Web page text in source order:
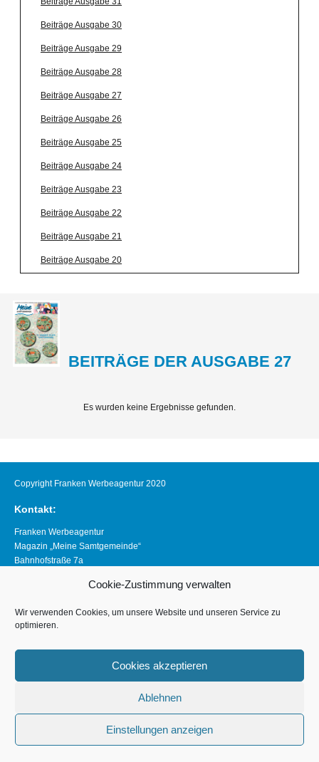
Cookie-Zustimmung verwalten
Wir verwenden Cookies, um unsere Website und unseren Service zu
optimieren.
Cookies akzeptieren
Ablehnen
Einstellungen anzeigen
Beiträge Ausgabe 30
Beiträge Ausgabe 29
Beiträge Ausgabe 28
Beiträge Ausgabe 27
Beiträge Ausgabe 26
Beiträge Ausgabe 25
Beiträge Ausgabe 24
Beiträge Ausgabe 23
Beiträge Ausgabe 22
Beiträge Ausgabe 21
Beiträge Ausgabe 20
BEITRÄGE DER AUSGABE 27
Es wurden keine Ergebnisse gefunden.
Copyright Franken Werbeagentur 2020
Kontakt:
Franken Werbeagentur
Magazin „Meine Samtgemeinde“
Bahnhofstraße 7a
Telefon 04163 8390281
Links:
www.franken-werbeagentur.de
Datenschutzerklärung